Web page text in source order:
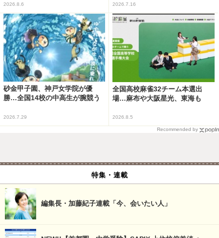
2026.8.6 2026.7.16
砂金甲子園、神戸女学院が優
勝…全国14校の中高生が腕競う
2026.7.29
全国高校麻雀32チーム本選出
場…麻布や大阪星光、東海も
2026.8.5
Recommended by
特集・連載
編集長・加藤紀子連載「今、会いたい人」